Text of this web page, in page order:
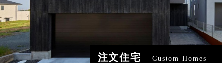
注文住宅 – Custom Homes –